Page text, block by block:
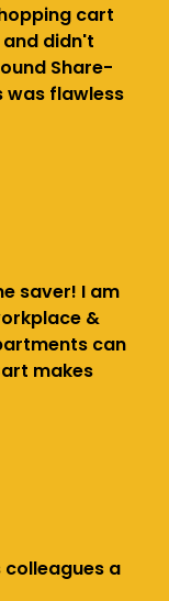
cart
didn't
Share-
flawless
saver! I am
&
can
makes
a